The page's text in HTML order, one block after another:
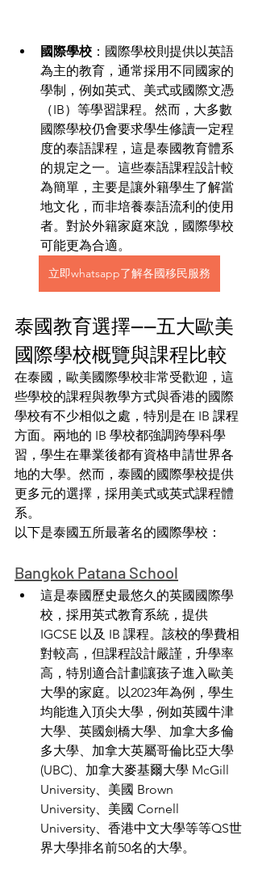
國際學校 ：國際學校則提供以英語
為主的教育，通常採用不同國家的
學制，例如英式、美式或國際文憑
（IB） 等學習課程。然而，大多數
國際學校仍會要求學生修讀一定程
度的泰語課程，這是泰國教育體系
的規定之一。這些泰語課程設計較
為簡單，主要是讓外籍學生了解當
地文化，而非培養泰語流利的使用
者。對於外籍家庭來說，國際學校
可能更為合適。
立即whatsapp了解各國移民服務
泰國教育選擇——五大歐美
國際學校概覽與課程比較
在泰國，歐美國際學校非常受歡迎，這
些學校的課程與教學方式與香港的國際
學校有不少相似之處，特別是在 IB 課程
方面。兩地的 IB 學校都強調跨學科學
習，學生在畢業後都有資格申請世界各
地的大學。然而，泰國的國際學校提供
更多元的選擇，採用美式或英式課程體
系。
以下是泰國五所最著名的國際學校：
Bangkok Patana School
這是泰國歷史最悠久的英國國際學
校，採用英式教育系統，提供
IGCSE 以及 IB 課程。該校的學費相
對較高，但課程設計嚴謹，升學率
高，特別適合計劃讓孩子進入歐美
大學的家庭。以2023年為例，學生
均能進入頂尖大學，例如英國牛津
大學、英國劍橋大學、加拿大多倫
多大學、加拿大英屬哥倫比亞大學
(UBC)、加拿大麥基爾大學 McGill
University、美國 Brown
University、美國 Cornell
University、香港中文大學等等QS世
界大學排名前50名的大學。